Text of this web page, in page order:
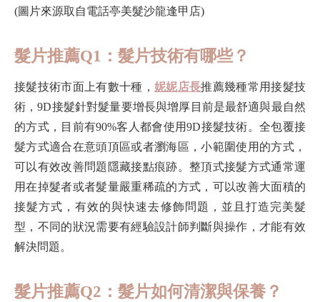
(圖片來源取自電話亭美髮沙龍逢甲店)
髮片推薦Q1：髮片技術有哪些？
接髮技術市面上有數十種， 妮妮店長推薦幾種常用接髮技
術，9D接髮針對髮量要增長與增厚目前是最舒適與最自然
的方式，目前有90%客人都會使用9D接髮技術。全包覆接
髮方式適合在意頭頂區或者瀏海區，小範圍使用的方式，
可以有效改善問題隱藏接點痕跡。整頂式接髮方式通常運
用在掉髮者或者髮量嚴重稀疏的方式，可以改善大面積的
接髮方式，有效的與快速去修飾問題，並且打造完美髮
型，不同的狀況需要有經驗設計師判斷與操作，才能有效
解決問題。
髮片推薦Q2：髮片如何清潔與保養？